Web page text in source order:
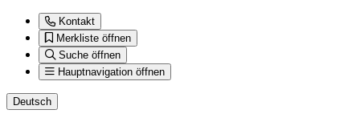
Kontakt
Merkliste öffnen
Suche öffnen
Hauptnavigation öffnen
Deutsch